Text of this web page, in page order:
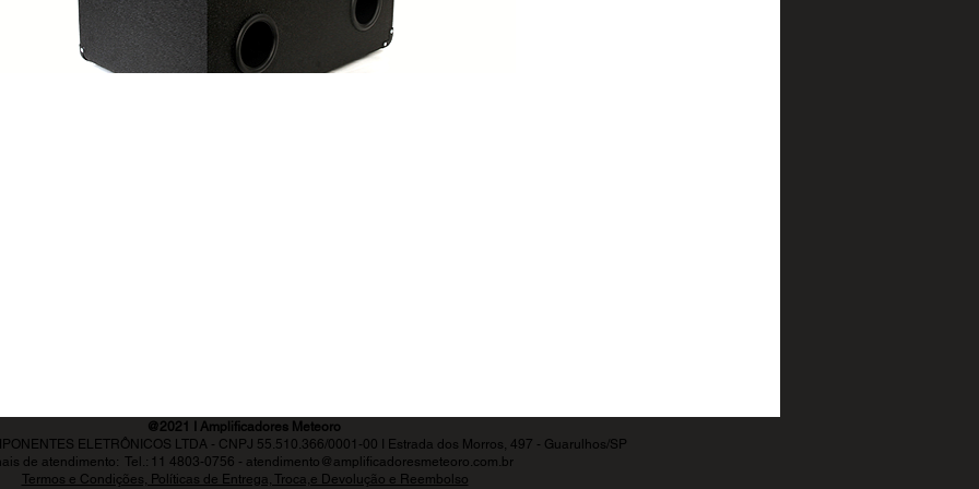
@2021 I Amplificadores Meteoro
ELETRÔNICOS LTDA - CNPJ 55.510.366/0001-00 I
Estrada dos Morros, 497 - Guarulhos/SP
de atendimento: Tel.: 11 4803-0756 - atendimento@amplificadoresmeteoro.com.br
Termos e Condições, Políticas de Entrega, Troca,e Devolução e Reembolso